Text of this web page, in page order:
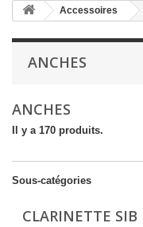
Accessoires
ANCHES
ANCHES
Il y a 170 produits.
Sous-catégories
CLARINETTE SIB